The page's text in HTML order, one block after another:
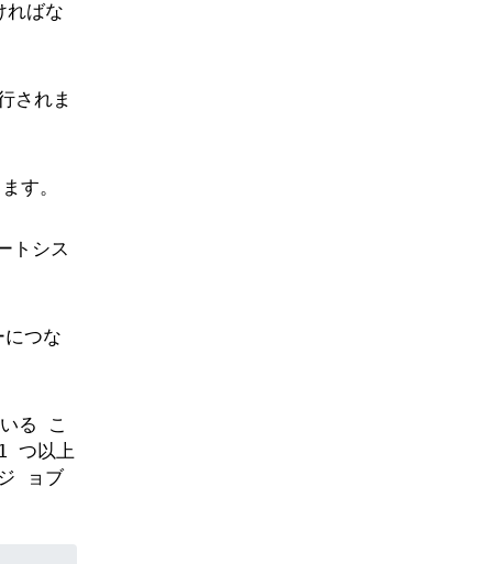
ればな
されま
す。
トシス
つな
る こ
つ以上
ョブ